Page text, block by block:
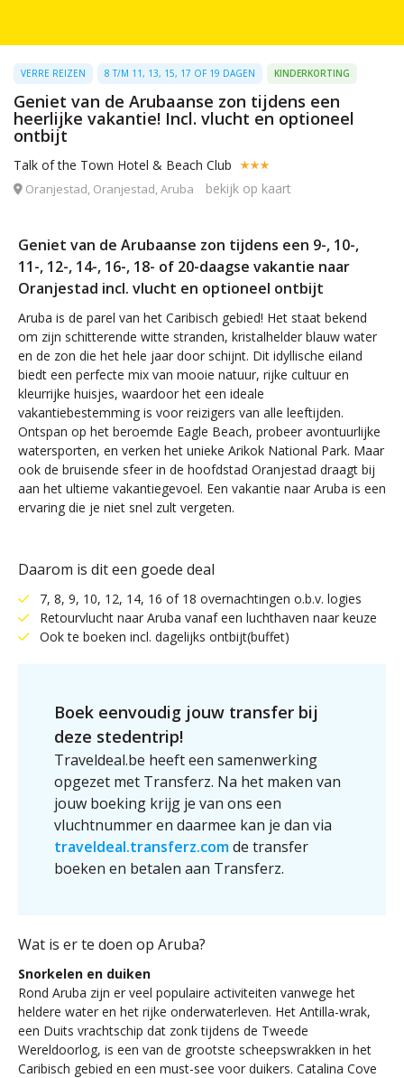
VERRE REIZEN 8 T/M 11, 13, 15, 17 OF 19 DAGEN KINDERKORTING
Geniet van de Arubaanse zon tijdens een
heerlijke vakantie! Incl. vlucht en optioneel
ontbijt
Talk of the Town Hotel & Beach Club
Oranjestad, Oranjestad, Aruba bekijk op kaart
Geniet van de Arubaanse zon tijdens een 9-, 10-,
11-, 12-, 14-, 16-, 18- of 20-daagse vakantie naar
Oranjestad incl. vlucht en optioneel ontbijt
Aruba is de parel van het Caribisch gebied! Het staat bekend
om zijn schitterende witte stranden, kristalhelder blauw water
en de zon die het hele jaar door schijnt. Dit idyllische eiland
biedt een perfecte mix van mooie natuur, rijke cultuur en
kleurrijke huisjes, waardoor het een ideale
vakantiebestemming is voor reizigers van alle leeftijden.
Ontspan op het beroemde Eagle Beach, probeer avontuurlijke
watersporten, en verken het unieke Arikok National Park. Maar
ook de bruisende sfeer in de hoofdstad Oranjestad draagt bij
aan het ultieme vakantiegevoel. Een vakantie naar Aruba is een
ervaring die je niet snel zult vergeten.
Daarom is dit een goede deal
7, 8, 9, 10, 12, 14, 16 of 18 overnachtingen o.b.v. logies
Retourvlucht naar Aruba vanaf een luchthaven naar keuze
Ook te boeken incl. dagelijks ontbijt(buffet)
Boek eenvoudig jouw transfer bij
deze stedentrip!
Traveldeal.be heeft een samenwerking
opgezet met Transferz. Na het maken van
jouw boeking krijg je van ons een
vluchtnummer en daarmee kan je dan via
traveldeal.transferz.comde transfer
boeken en betalen aan Transferz.
Wat is er te doen op Aruba?
Snorkelen en duiken
Rond Aruba zijn er veel populaire activiteiten vanwege het
heldere water en het rijke onderwaterleven. Het Antilla-wrak,
een Duits vrachtschip dat zonk tijdens de Tweede
Wereldoorlog, is een van de grootste scheepswrakken in het
Caribisch gebied en een must-see voor duikers. Catalina Cove